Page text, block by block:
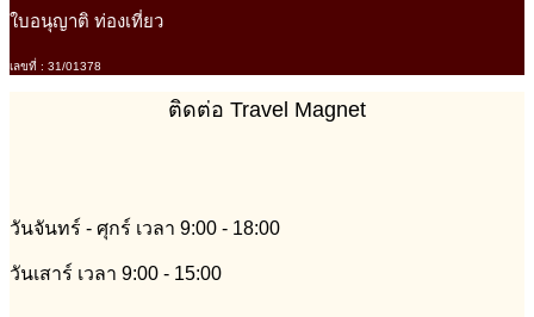
ใบอนุญาติ ท่องเที่ยว
เลขที่ : 31/01378
ติดต่อ Travel Magnet
วันจันทร์ - ศุกร์ เวลา 9:00 - 18:00
วันเสาร์ เวลา 9:00 - 15:00